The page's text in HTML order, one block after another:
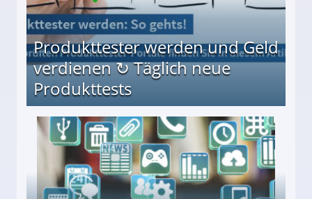
Produkttester werden und Geld
verdienen ↻ Täglich neue
Produkttests
↻ Täglich neue Produkttests